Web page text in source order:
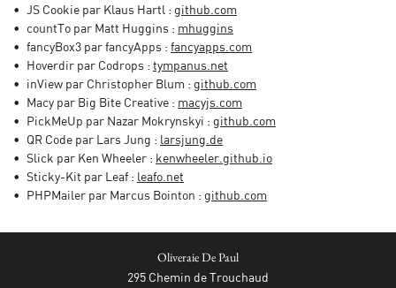
JS Cookie par Klaus Hartl : github.com
countTo par Matt Huggins : mhuggins
fancyBox3 par fancyApps : fancyapps.com
Hoverdir par Codrops : tympanus.net
inView par Christopher Blum : github.com
Macy par Big Bite Creative : macyjs.com
PickMeUp par Nazar Mokrynskyi : github.com
QR Code par Lars Jung : larsjung.de
Slick par Ken Wheeler : kenwheeler.github.io
Sticky-Kit par Leaf : leafo.net
PHPMailer par Marcus Bointon : github.com
Oliveraie De Paul
295 Chemin de Trouchaud